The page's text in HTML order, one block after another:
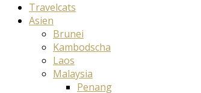
Travelcats
Asien
Brunei
Kambodscha
Laos
Malaysia
Penang